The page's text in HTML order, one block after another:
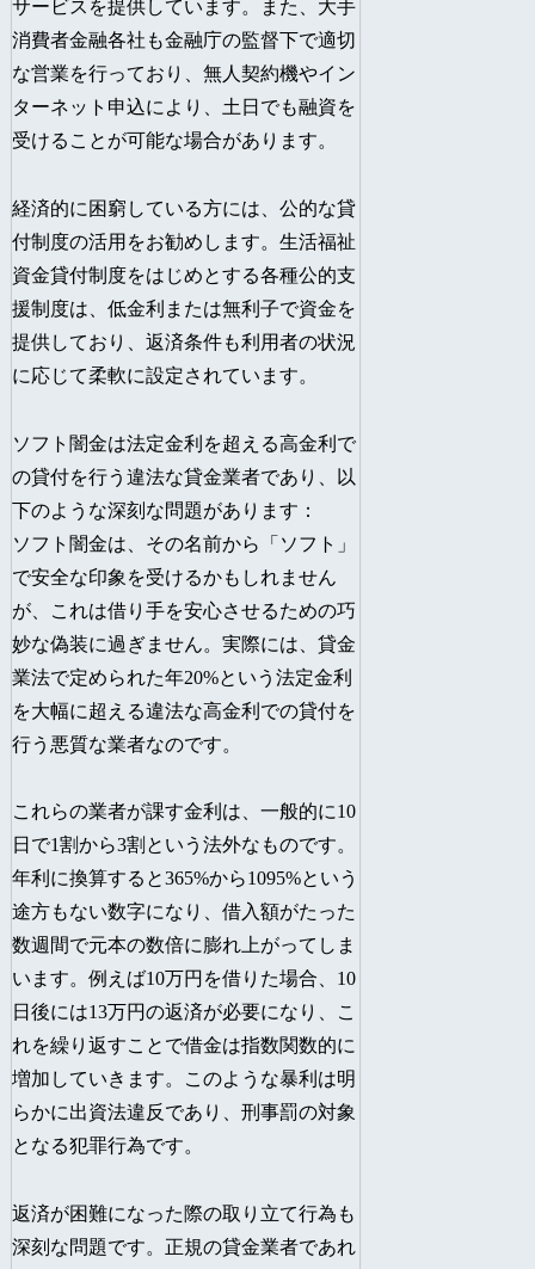
サービスを提供しています。また、大手
消費者金融各社も金融庁の監督下で適切
な営業を行っており、無人契約機やイン
ターネット申込により、土日でも融資を
受けることが可能な場合があります。
経済的に困窮している方には、公的な貸
付制度の活用をお勧めします。生活福祉
資金貸付制度をはじめとする各種公的支
援制度は、低金利または無利子で資金を
提供しており、返済条件も利用者の状況
に応じて柔軟に設定されています。
ソフト闇金は法定金利を超える高金利で
の貸付を行う違法な貸金業者であり、以
下のような深刻な問題があります：
ソフト闇金は、その名前から「ソフト」
で安全な印象を受けるかもしれません
が、これは借り手を安心させるための巧
妙な偽装に過ぎません。実際には、貸金
業法で定められた年20%という法定金利
を大幅に超える違法な高金利での貸付を
行う悪質な業者なのです。
これらの業者が課す金利は、一般的に10
日で1割から3割という法外なものです。
年利に換算すると365%から1095%という
途方もない数字になり、借入額がたった
数週間で元本の数倍に膨れ上がってしま
います。例えば10万円を借りた場合、10
日後には13万円の返済が必要になり、こ
れを繰り返すことで借金は指数関数的に
増加していきます。このような暴利は明
らかに出資法違反であり、刑事罰の対象
となる犯罪行為です。
返済が困難になった際の取り立て行為も
深刻な問題です。正規の貸金業者であれ